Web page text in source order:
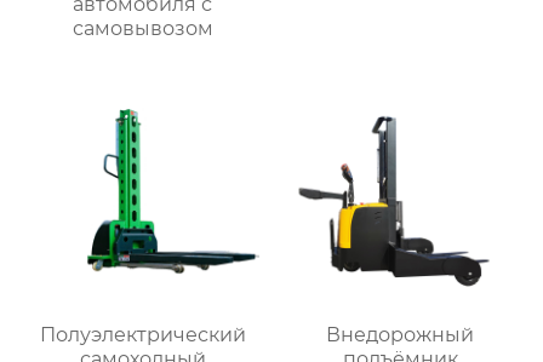
самовывозом
Полуэлектрический
Внедорожный